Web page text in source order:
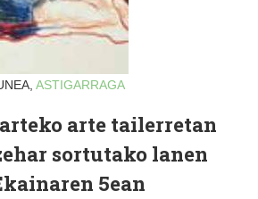
ASTIGARRAGA
arte tailerretan
sortutako lanen
5ean